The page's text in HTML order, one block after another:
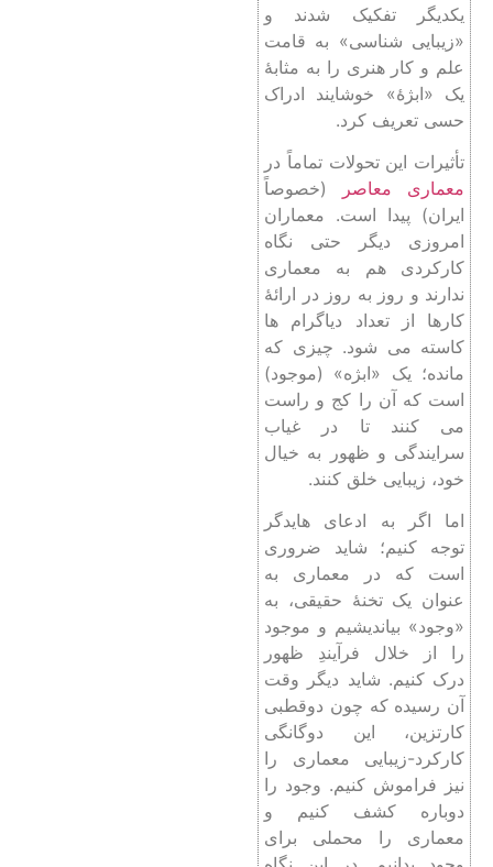
یکدیگر تفکیک شدند و
«زیبایی شناسی» به قامت
علم و کار هنری را به مثابۀ
یک «ابژۀ» خوشایند ادراک
حسی تعریف کرد.
تأثیرات این تحولات تماماً در
معماری معاصر
(خصوصاً
ایران) پیدا است. معماران
امروزی دیگر حتی نگاه
کارکردی هم به معماری
ندارند و روز به روز در ارائۀ
کارها از تعداد دیاگرام ها
کاسته می شود. چیزی که
مانده؛ یک «ابژه» (موجود)
است که آن را کج و راست
می کنند تا در غیاب
سرایندگی و ظهور به خیال
خود، زیبایی خلق کنند.
اما اگر به ادعای هایدگر
توجه کنیم؛ شاید ضروری
است که در معماری به
عنوان یک تخنۀ حقیقی، به
«وجود» بیاندیشیم و موجود
را از خلال فرآیندِ ظهور
درک کنیم. شاید دیگر وقت
آن رسیده که چون دوقطبی
کارتزین، این دوگانگی
کارکرد-زیبایی معماری را
نیز فراموش کنیم. وجود را
دوباره کشف کنیم و
معماری را محملی برای